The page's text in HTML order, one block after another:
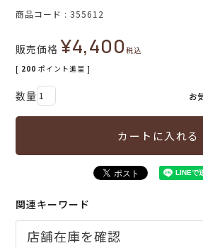
商品コード 355612
販売価格 ¥4,400税込
[ 200 ポイント進呈 ]
お
カートに入れる
関連キーワード